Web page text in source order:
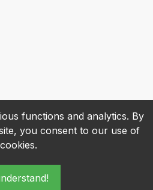
functions and analytics. By
you consent to our use of
cookies.
I” - All rights reserved.